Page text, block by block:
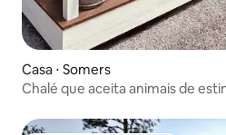
Casa ⋅ Somers
Chalé que aceita animais de